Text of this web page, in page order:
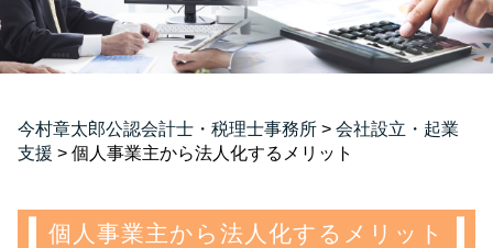
今村章太郎公認会計士・税理士事務所 > 会社設立・起業
支援 > 個人事業主から法人化するメリット
個人事業主から法人化するメリット